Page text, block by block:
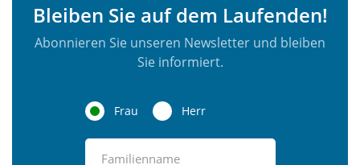
Bleiben Sie auf dem Laufenden!
Abonnieren Sie unseren Newsletter und bleiben
Sie informiert.
Frau Herr